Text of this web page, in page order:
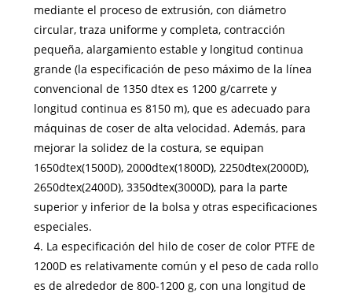
mediante el proceso de extrusión, con diámetro
circular, traza uniforme y completa, contracción
pequeña, alargamiento estable y longitud continua
grande (la especificación de peso máximo de la línea
convencional de 1350 dtex es 1200 g/carrete y
longitud continua es 8150 m), que es adecuado para
máquinas de coser de alta velocidad. Además, para
mejorar la solidez de la costura, se equipan
1650dtex(1500D), 2000dtex(1800D), 2250dtex(2000D),
2650dtex(2400D), 3350dtex(3000D), para la parte
superior y inferior de la bolsa y otras especificaciones
especiales.
4. La especificación del hilo de coser de color PTFE de
1200D es relativamente común y el peso de cada rollo
es de alrededor de 800-1200 g, con una longitud de